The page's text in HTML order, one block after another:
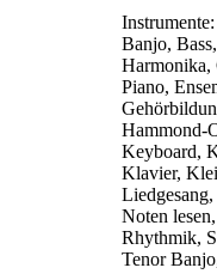
Instrumente:
Banjo,
Harmonika,
Piano,
Hammond-
Keyboard,
Klavier,
Noten
Rhythmik,
Tenor